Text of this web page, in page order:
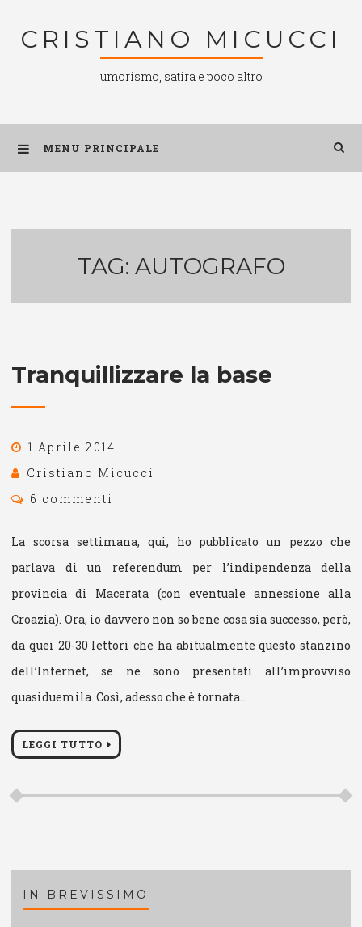
CRISTIANO MICUCCI
umorismo, satira e poco altro
MENU PRINCIPALE
TAG: AUTOGRAFO
Tranquillizzare la base
1 Aprile 2014
Cristiano Micucci
6 commenti
La scorsa settimana, qui, ho pubblicato un pezzo che
parlava di un referendum per l’indipendenza della
provincia di Macerata (con eventuale annessione alla
Croazia). Ora, io davvero non so bene cosa sia successo, però,
da quei 20-30 lettori che ha abitualmente questo stanzino
dell’Internet, se ne sono presentati all’improvviso
quasiduemila. Così, adesso che è tornata…
LEGGI TUTTO
IN BREVISSIMO